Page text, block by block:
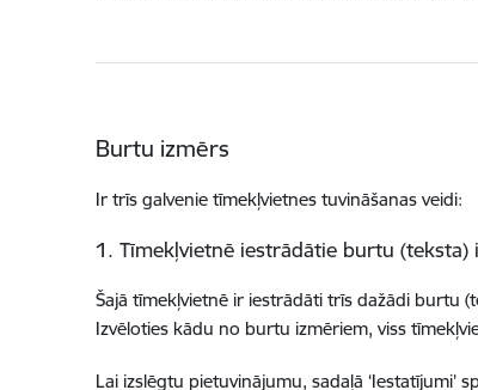
Burtu izmērs
Ir trīs galvenie tīmekļvietnes tuvināšanas veidi:
1. Tīmekļvietnē iestrādātie burtu (teksta)
Šajā tīmekļvietnē ir iestrādāti trīs dažādi burtu
Izvēloties kādu no burtu izmēriem, viss
Lai izslēgtu pietuvinājumu, sadaļā ‘Iestatījumi’